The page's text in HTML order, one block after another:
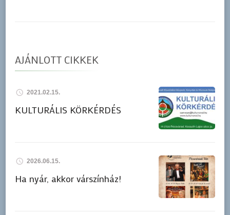
AJÁNLOTT CIKKEK
2021.02.15.
KULTURÁLIS KÖRKÉRDÉS
2026.06.15.
Ha nyár, akkor várszínház!